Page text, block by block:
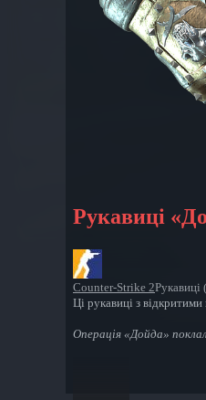
Рукавиці
Counter-Strike 2
Ці рукавиці з
Операція «Дойда»